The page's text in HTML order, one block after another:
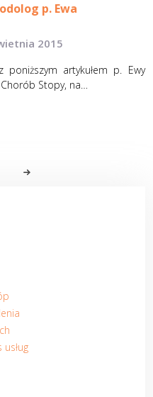
p. Ewa
2015
artykułem p. Ewy
Stopy, na…
usług